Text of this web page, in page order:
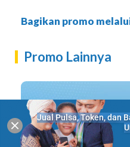
Bagikan promo
Promo Lainnya
Jual Pulsa, Token, dan